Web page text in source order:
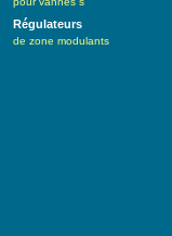
Régulateurs
de zone modulants